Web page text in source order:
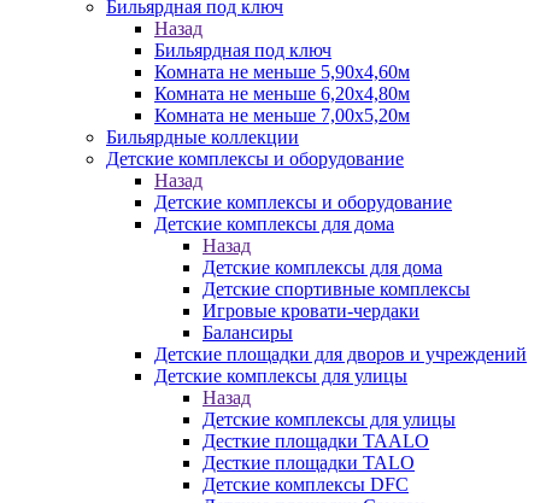
Бильярдная под ключ
Назад
Бильярдная под ключ
Комната не меньше 5,90х4,60м
Комната не меньше 6,20х4,80м
Комната не меньше 7,00х5,20м
Бильярдные коллекции
Детские комплексы и оборудование
Назад
Детские комплексы и оборудование
Детские комплексы для дома
Назад
Детские комплексы для дома
Детские спортивные комплексы
Игровые кровати-чердаки
Балансиры
Детские площадки для дворов и учреждений
Детские комплексы для улицы
Назад
Детские комплексы для улицы
Десткие площадки TAALO
Десткие площадки TALO
Детские комплексы DFC